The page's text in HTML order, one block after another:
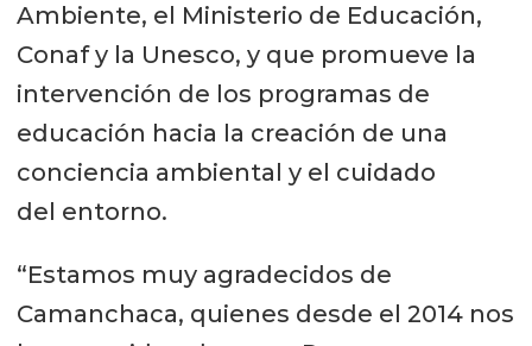
Ambiente, el Ministerio de Educación,
Conaf y la Unesco, y que promueve la
intervención de los programas de
educación hacia la creación de una
conciencia ambiental y el cuidado
del entorno.
“Estamos muy agradecidos de
Camanchaca, quienes desde el 2014 nos